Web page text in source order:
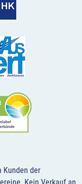
Kunden der